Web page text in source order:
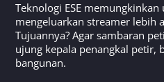
Teknologi ESE
mengeluarkan streamer lebih
Tujuannya? Agar sambaran
ujung kepala penangkal petir,
bangunan.